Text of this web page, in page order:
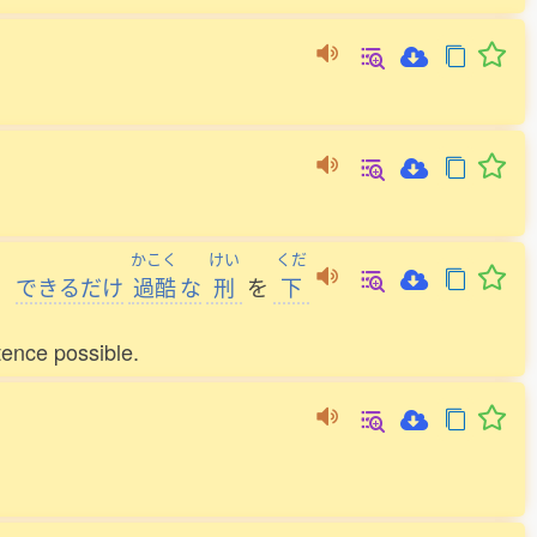
できるだけ
かこく
過酷な
けい
刑 を
くだ
下
possible.